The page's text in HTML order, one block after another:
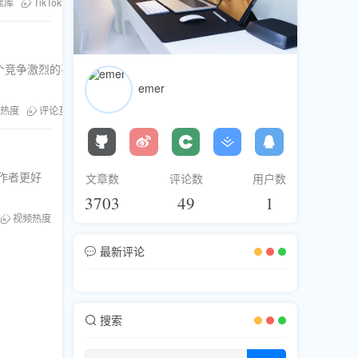
争激烈的平
度 评论互动
者更好
视频热度
emer
文章数
3703
评论数
49
用户数
1
最新评论
搜索